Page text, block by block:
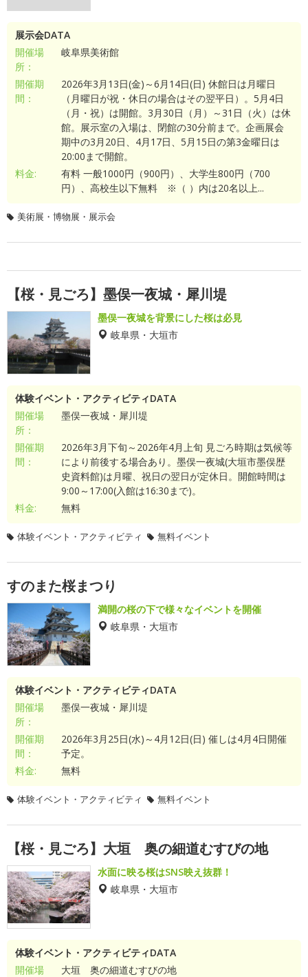
展示会DATA
開催場
所：
岐阜県美術館
開催期
間：
2026年3月13日(金)～6月14日(日) 休館日は月曜日
（月曜日が祝・休日の場合はその翌平日）。5月4日
（月・祝）は開館。3月30日（月）～31日（火）は休
館。展示室の入場は、閉館の30分前まで。企画展会
期中の3月20日、4月17日、5月15日の第3金曜日は
20:00まで開館。
料金:
有料 一般1000円（900円）、大学生800円（700
円）、高校生以下無料 ※（ ）内は20名以上...
美術展・博物展・展示会
【桜・見ごろ】墨俣一夜城・犀川堤
墨俣一夜城を背景にした桜は必見
岐阜県・大垣市
体験イベント・アクティビティDATA
開催場
所：
墨俣一夜城・犀川堤
開催期
間：
2026年3月下旬～2026年4月上旬 見ごろ時期は気候等
により前後する場合あり。墨俣一夜城(大垣市墨俣歴
史資料館)は月曜、祝日の翌日が定休日。開館時間は
9:00～17:00(入館は16:30まで)。
料金:
無料
体験イベント・アクティビティ 無料イベント
すのまた桜まつり
満開の桜の下で様々なイベントを開催
岐阜県・大垣市
体験イベント・アクティビティDATA
開催場
所：
墨俣一夜城・犀川堤
開催期
間：
2026年3月25日(水)～4月12日(日) 催しは4月4日開催
予定。
料金:
無料
体験イベント・アクティビティ 無料イベント
【桜・見ごろ】大垣 奥の細道むすびの地
水面に映る桜はSNS映え抜群！
岐阜県・大垣市
体験イベント・アクティビティDATA
開催場
大垣 奥の細道むすびの地